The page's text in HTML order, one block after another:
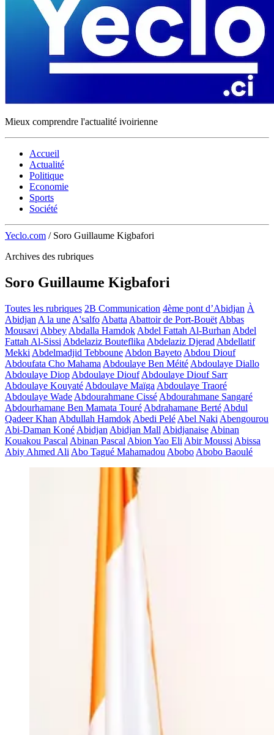
Mieux comprendre l'actualité ivoirienne
Accueil
Actualité
Politique
Economie
Sports
Société
Yeclo.com / Soro Guillaume Kigbafori
Archives des rubriques
Soro Guillaume Kigbafori
Toutes les rubriques 2B Communication 4ème pont d’Abidjan À
Abidjan A la une A'salfo Abatta Abattoir de Port-Bouët Abbas
Mousavi Abbey Abdalla Hamdok Abdel Fattah Al-Burhan Abdel
Fattah Al-Sissi Abdelaziz Bouteflika Abdelaziz Djerad Abdellatif
Mekki Abdelmadjid Tebboune Abdon Bayeto Abdou Diouf
Abdoufata Cho Mahama Abdoulaye Ben Méité Abdoulaye Diallo
Abdoulaye Diop Abdoulaye Diouf Abdoulaye Diouf Sarr
Abdoulaye Kouyaté Abdoulaye Maïga Abdoulaye Traoré
Abdoulaye Wade Abdourahmane Cissé Abdourahmane Sangaré
Abdourhamane Ben Mamata Touré Abdrahamane Berté Abdul
Qadeer Khan Abdullah Hamdok Abedi Pelé Abel Naki Abengourou
Abi-Daman Koné Abidjan Abidjan Mall Abidjanaise Abinan
Kouakou Pascal Abinan Pascal Abion Yao Eli Abir Moussi Abissa
Abiy Ahmed Ali Abo Tagué Mahamadou Abobo Abobo Baoulé